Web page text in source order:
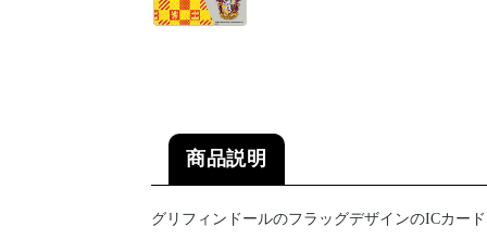
商品説明
グリフィンドールのフラッグデザインのICカード